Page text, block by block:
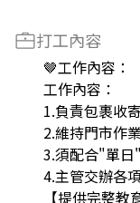
打工內容
🤎工作內容：
工作內容：
1.負責包裹收
2.維持門市作
3.須配合"單日
4.主管交辦各
【提供完整教